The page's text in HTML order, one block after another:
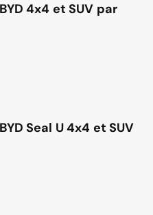
4x4 et SUV par
Seal U 4x4 et SUV